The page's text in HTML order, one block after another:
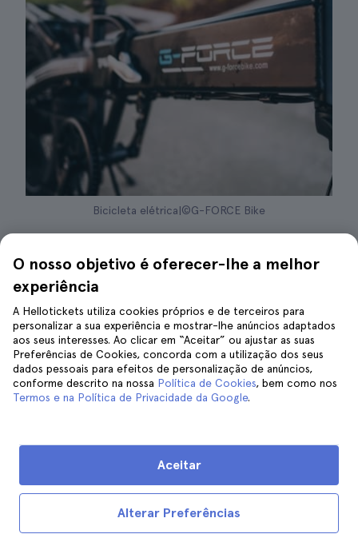
Bicicleta elétrica|©G-FORCE Bike
conhecer Dallas e se sente aventureiro, pode
percorrer os locais mais representativos da
cidade a bordo de uma bicicleta elétrica. Por
ser elétrica,não exigirá esforço físico, já que
não é necessário pedalar muito. Se gosta de
andar de bicicleta, este é o passeio ideal para
si.
grupos de até 5 pessoas. É acompanhado por
um guia que lhe indica o caminho e lhe fala
sobre os locais mais relevantes da cidade e a
sua relação com a história e a cultura de
O nosso objetivo é oferecer-lhe a melhor
experiência
A Hellotickets utiliza cookies próprios e de terceiros para
personalizar a sua experiência e mostrar-lhe anúncios adaptados
aos seus interesses. Ao clicar em “Aceitar” ou ajustar as suas
Preferências de Cookies, concorda com a utilização dos seus
dados pessoais para efeitos de personalização de anúncios,
conforme descrito na nossa Política de Cookies, bem como nos
Termos e na Política de Privacidade da Google.
Alterar Preferências
Aceitar